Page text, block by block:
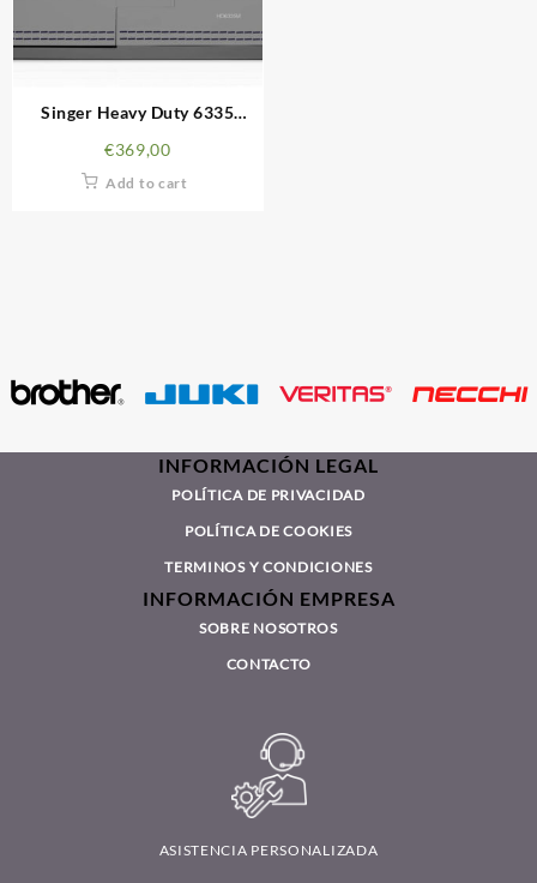
Singer Heavy Duty 6335
€369,00
Add to cart
INFORMACIÓN LEGAL
POLÍTICA DE PRIVACIDAD
POLÍTICA DE COOKIES
TERMINOS Y CONDICIONES
INFORMACIÓN EMPRESA
SOBRE NOSOTROS
CONTACTO
ASISTENCIA PERSONALIZADA